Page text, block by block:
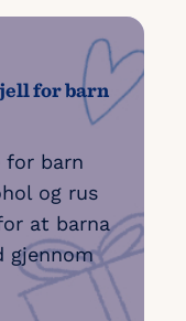
for barn
for barn
og rus
at barna
gjennom